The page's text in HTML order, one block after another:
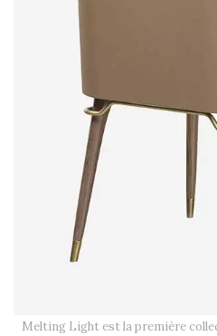
Melting Light est la première